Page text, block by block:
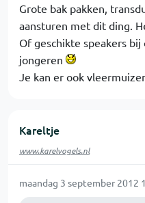
Grote bak pakken,
aansturen met dit ding.
Of geschikte speakers
jongeren
Je kan er ook
Kareltje
www.karelvogels.nl
maandag 3 september 2012